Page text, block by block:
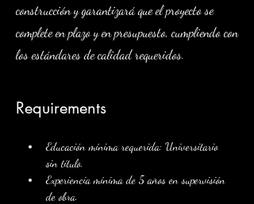
construcción y garantizará que el proyecto se
complete en plazo y en presupuesto, cumpliendo con
los estándares de calidad requeridos.
Requirements
Educación mínima requerida: Universitario
sin título.
Experiencia mínima de 5 años en supervisión
de obra.